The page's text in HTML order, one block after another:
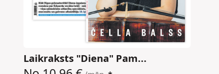
Laikraksts "Diena" Pam...